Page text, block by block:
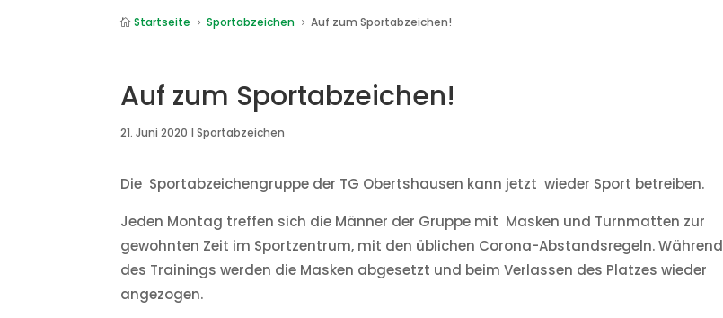
 Startseite 5 Sportabzeichen 5 Auf zum Sportabzeichen!
Auf zum Sportabzeichen!
21. Juni 2020 |Sportabzeichen
Die Sportabzeichengruppe der TG Obertshausen kann jetzt wieder Sport betreiben.
Jeden Montag treffen sich die Männer der Gruppe mit Masken und Turnmatten zur
gewohnten Zeit im Sportzentrum, mit den üblichen Corona-Abstandsregeln. Während
des Trainings werden die Masken abgesetzt und beim Verlassen des Platzes wieder
angezogen.